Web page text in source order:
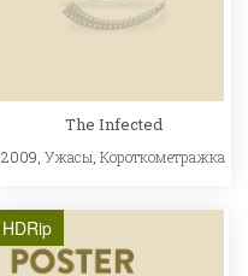
The Infected
2009,Ужасы,Короткометражка
HDRip